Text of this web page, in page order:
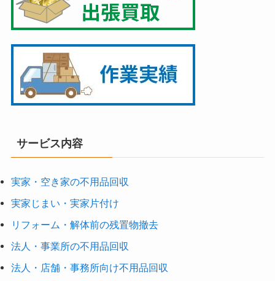
サービス内容
実家・空き家の不用品回収
実家じまい・実家片付け
リフォーム・解体前の残置物撤去
法人・事業所の不用品回収
法人・店舗・事務所向け不用品回収